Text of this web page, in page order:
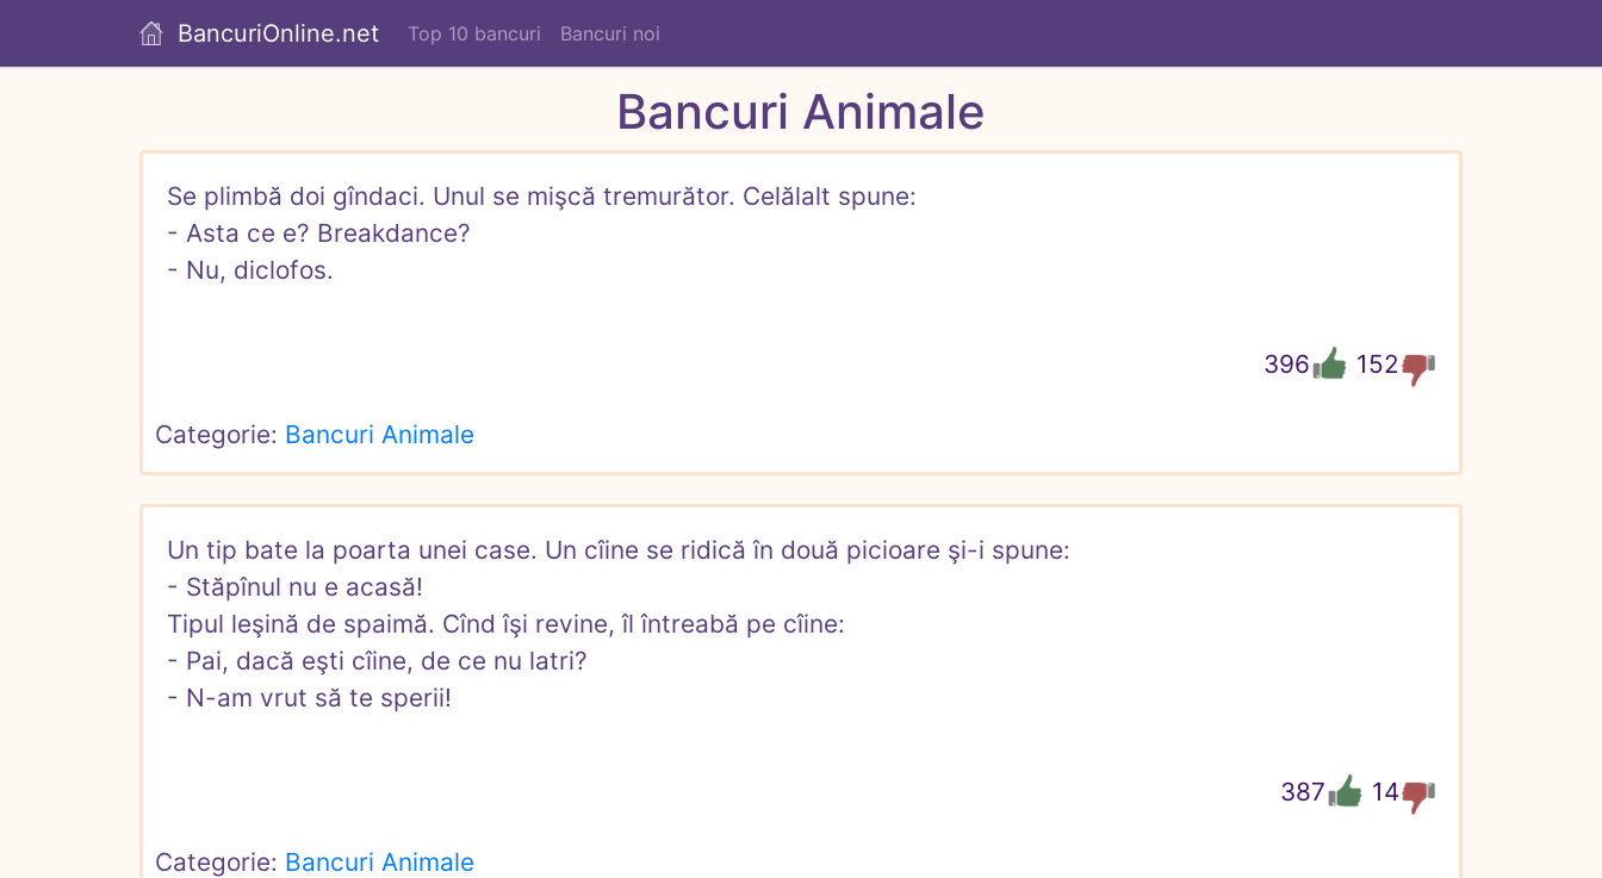
BancuriOnline.net Top 10 bancuri Bancuri noi
Bancuri Animale
Se plimbă doi gîndaci. Unul se mişcă tremurător. Celălalt spune:
- Asta ce e? Breakdance?
- Nu, diclofos.
152
396
Categorie: Bancuri Animale
Un tip bate la poarta unei case. Un cîine se ridică în două picioare şi-i spune:
- Stăpînul nu e acasă!
Tipul leşină de spaimă. Cînd îşi revine, îl întreabă pe cîine:
- Pai, dacă eşti cîine, de ce nu latri?
- N-am vrut să te sperii!
14
387
Categorie: Bancuri Animale